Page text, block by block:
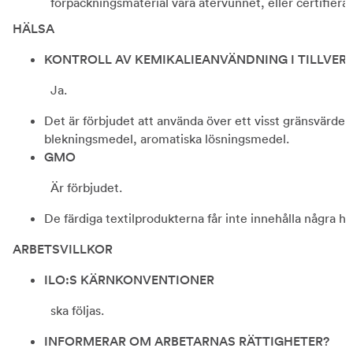
HÄLSA
KONTROLL AV KEMIKALIEANVÄNDNING I
Ja.
Det är förbjudet att använda över ett visst
blekningsmedel, aromatiska lösningsmedel.
GMO
Är förbjudet.
De färdiga textilprodukterna får inte innehålla några
ARBETSVILLKOR
ILO:S KÄRNKONVENTIONER
ska följas.
INFORMERAR OM ARBETARNAS RÄTTIGHETER?